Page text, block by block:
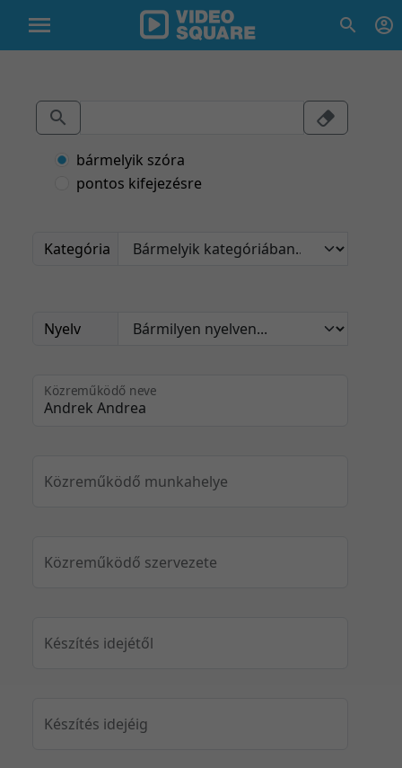
bármelyik szóra
pontos kifejezésre
Kategória
Nyelv
Közreműködő neve
Közreműködő munkahelye
Közreműködő szervezete
Készítés idejétől
Készítés idejéig